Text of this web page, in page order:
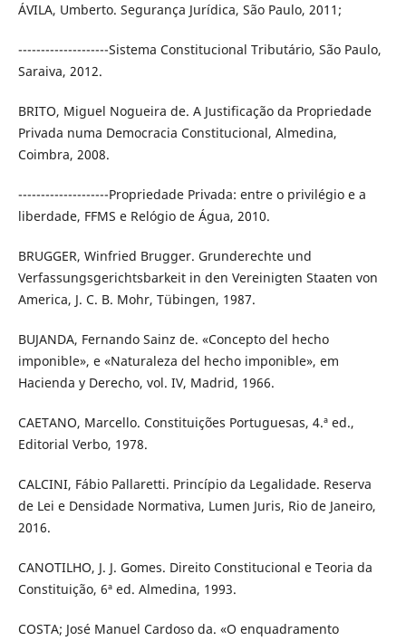
ÁVILA, Umberto. Segurança Jurídica, São Paulo, 2011;
--------------------Sistema Constitucional Tributário, São Paulo,
Saraiva, 2012.
BRITO, Miguel Nogueira de. A Justificação da Propriedade
Privada numa Democracia Constitucional, Almedina,
Coimbra, 2008.
--------------------Propriedade Privada: entre o privilégio e a
liberdade, FFMS e Relógio de Água, 2010.
BRUGGER, Winfried Brugger. Grunderechte und
Verfassungsgerichtsbarkeit in den Vereinigten Staaten von
America, J. C. B. Mohr, Tübingen, 1987.
BUJANDA, Fernando Sainz de. «Concepto del hecho
imponible», e «Naturaleza del hecho imponible», em
Hacienda y Derecho, vol. IV, Madrid, 1966.
CAETANO, Marcello. Constituições Portuguesas, 4.ª ed.,
Editorial Verbo, 1978.
CALCINI, Fábio Pallaretti. Princípio da Legalidade. Reserva
de Lei e Densidade Normativa, Lumen Juris, Rio de Janeiro,
2016.
CANOTILHO, J. J. Gomes. Direito Constitucional e Teoria da
Constituição, 6ª ed. Almedina, 1993.
COSTA; José Manuel Cardoso da. «O enquadramento